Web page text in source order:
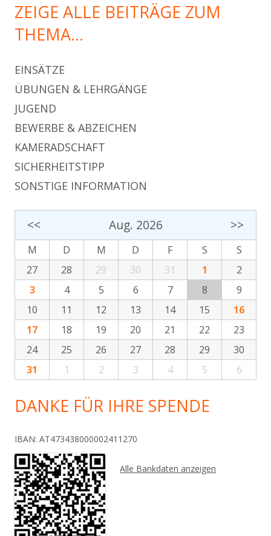
ZEIGE ALLE BEITRÄGE ZUM
THEMA…
EINSÄTZE
ÜBUNGEN & LEHRGÄNGE
JUGEND
BEWERBE & ABZEICHEN
KAMERADSCHAFT
SICHERHEITSTIPP
SONSTIGE INFORMATION
<< Aug. 2026 >>
M D M D F S
S
27
28 29 30 31 1
2
3
4 5 6 7 8
9
10
11 12 13 14 15
16
17
18 19 20 21 22
23
24
25 26 27 28 29
30
31
1 2 3 4 5 6
DANKE FÜR IHRE SPENDE
IBAN: AT473438000002411270
Alle Bankdaten anzeigen